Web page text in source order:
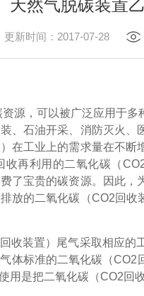
天然气脱碳装置
更新时间：2017-07-28
源，可以被广泛应用于
、石油开采、消防灭火
在工业上的需求量在不
再利用的二氧化碳（
了宝贵的碳资源。因此
放的二氧化碳（CO2回
收装置）尾气采取相应的
体标准的二氧化碳（
用是把二氧化碳（CO2回